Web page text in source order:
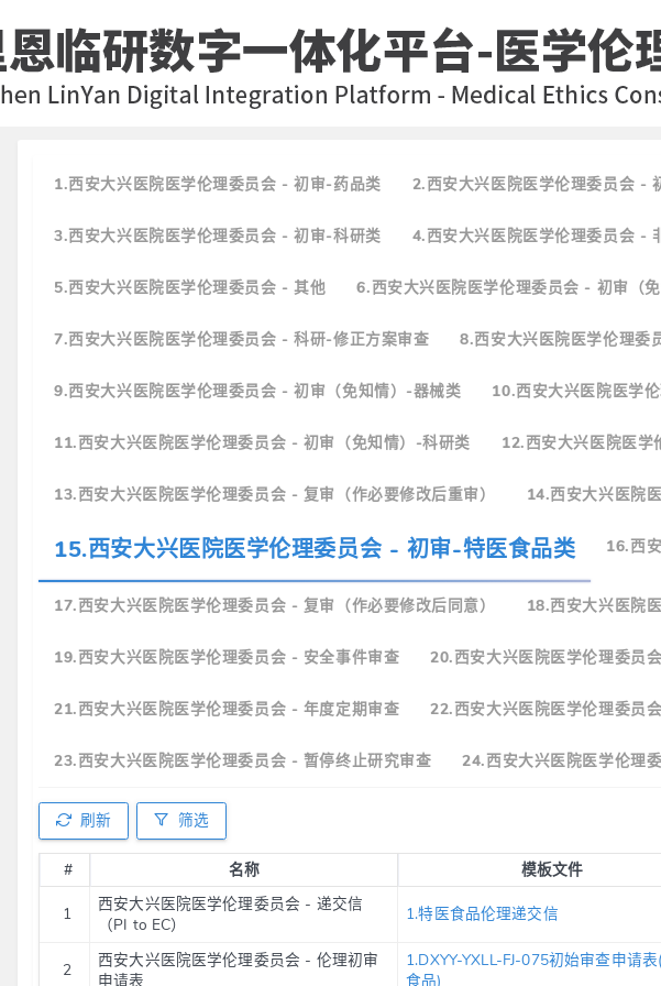
1.西安大兴医院医学伦理委员会 - 初审-药品类 2.西安大兴医院医学伦理委员会 -
3.西安大兴医院医学伦理委员会 - 初审-科研类 4.西安大兴医院医学伦理委员会 -
5.西安大兴医院医学伦理委员会 - 其他 6.西安大兴医院医学伦理委员会 - 初审（
7.西安大兴医院医学伦理委员会 - 科研-修正方案审查 8.西安大兴医院医学伦理委
9.西安大兴医院医学伦理委员会 - 初审（免知情）-器械类 10.西安大兴医院医学
11.西安大兴医院医学伦理委员会 - 初审（免知情）-科研类 12.西安大兴医院医
13.西安大兴医院医学伦理委员会 - 复审（作必要修改后重审） 14.西安大兴医院
15.西安大兴医院医学伦理委员会 - 初审-特医食品类 16.西
17.西安大兴医院医学伦理委员会 - 复审（作必要修改后同意） 18.西安大兴医院
19.西安大兴医院医学伦理委员会 - 安全事件审查 20.西安大兴医院医学伦理委员
21.西安大兴医院医学伦理委员会 - 年度定期审查 22.西安大兴医院医学伦理委员
23.西安大兴医院医学伦理委员会 - 暂停终止研究审查 24.西安大兴医院医学伦理
刷新 筛选
# 名称 模板文件
1
西安大兴医院医学伦理委员会 - 递交信
（PI to EC）
1.特医食品伦理递交信
2
西安大兴医院医学伦理委员会 - 伦理初审
申请表
1.DXYY-YXLL-FJ-075初始审查申请表
食品)